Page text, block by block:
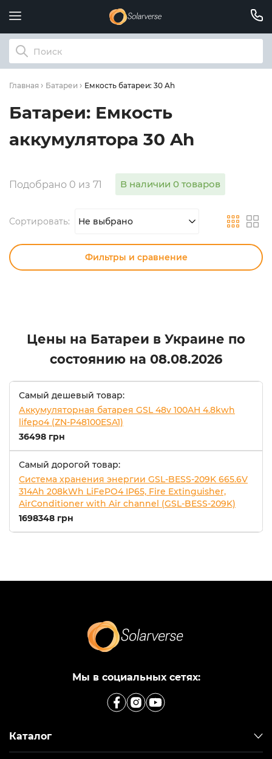
Главная Батареи Емкость батареи: 30 Ah
Батареи: Емкость
аккумулятора 30 Ah
Подобрано 0 из 71 В наличии 0 товаров
Сортировать: Не выбрано
Фильтры и сравнение
Цены на Батареи в Украине по
состоянию на 08.08.2026
Самый дешевый товар:
Аккумуляторная батарея GSL 48v 100AH 4.8kwh
lifepo4 (ZN-P48100ESA1)
36498 грн
Самый дорогой товар:
Система хранения энергии GSL-BESS-209K 665.6V
314Ah 208kWh LiFePO4 IP65, Fire Extinguisher,
AirConditioner with Air channel (GSL-BESS-209K)
1698348 грн
Мы в социальных сетях:
Каталог